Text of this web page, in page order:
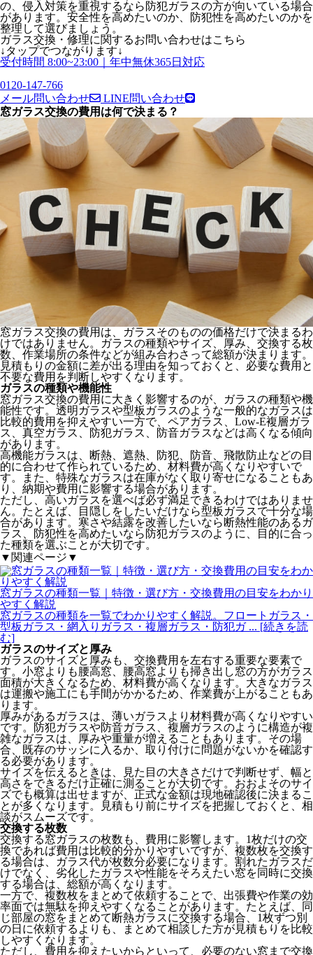
の、侵入対策を重視するなら防犯ガラスの方が向いている場合
があります。安全性を高めたいのか、防犯性を高めたいのかを
整理して選びましょう。
ガラス交換・修理に関するお問い合わせはこちら
↓タップでつながります↓
受付時間 8:00~23:00｜年中無休365日対応
0120-147-766
メール問い合わせ
LINE問い合わせ
窓ガラス交換の費用は何で決まる？
窓ガラス交換の費用は、ガラスそのものの価格だけで決まるわ
けではありません。ガラスの種類やサイズ、厚み、交換する枚
数、作業場所の条件などが組み合わさって総額が決まります。
見積もりの金額に差が出る理由を知っておくと、必要な費用と
不要な費用を判断しやすくなります。
ガラスの種類や機能性
窓ガラス交換の費用に大きく影響するのが、ガラスの種類や機
能性です。透明ガラスや型板ガラスのような一般的なガラスは
比較的費用を抑えやすい一方で、ペアガラス、Low-E複層ガラ
ス、真空ガラス、防犯ガラス、防音ガラスなどは高くなる傾向
があります。
高機能ガラスは、断熱、遮熱、防犯、防音、飛散防止などの目
的に合わせて作られているため、材料費が高くなりやすいで
す。また、特殊なガラスは在庫がなく取り寄せになることもあ
り、納期や費用に影響する場合があります。
ただし、高いガラスを選べば必ず満足できるわけではありませ
ん。たとえば、目隠しをしたいだけなら型板ガラスで十分な場
合があります。寒さや結露を改善したいなら断熱性能のあるガ
ラス、防犯性を高めたいなら防犯ガラスのように、目的に合っ
た種類を選ぶことが大切です。
▼関連ページ▼
窓ガラスの種類一覧｜特徴・選び方・交換費用の目安をわかり
やすく解説
窓ガラスの種類を一覧でわかりやすく解説。フロートガラス・
型板ガラス・網入りガラス・複層ガラス・防犯ガ... [続きを読
む]
ガラスのサイズと厚み
ガラスのサイズと厚みも、交換費用を左右する重要な要素で
す。小窓よりも腰高窓、腰高窓よりも掃き出し窓の方がガラス
面積が大きくなるため、材料費が高くなります。大きなガラス
は運搬や施工にも手間がかかるため、作業費が上がることもあ
ります。
厚みがあるガラスは、薄いガラスより材料費が高くなりやすい
です。防犯ガラスや防音ガラス、複層ガラスのように構造が複
雑なガラスは、厚みや重量が増えることもあります。その場
合、既存のサッシに入るか、取り付けに問題がないかを確認す
る必要があります。
サイズを伝えるときは、見た目の大きさだけで判断せず、幅と
高さをできるだけ正確に測ることが大切です。おおよそのサイ
ズでも概算は出せますが、正式な金額は現地確認後に決まるこ
とが多くなります。見積もり前にサイズを把握しておくと、相
談がスムーズです。
交換する枚数
交換する窓ガラスの枚数も、費用に影響します。1枚だけの交
換であれば費用は比較的分かりやすいですが、複数枚を交換す
る場合は、ガラス代が枚数分必要になります。割れたガラスだ
けでなく、劣化したガラスや性能をそろえたい窓を同時に交換
する場合は、総額が高くなります。
一方で、複数枚をまとめて依頼することで、出張費や作業の効
率面では無駄を抑えやすくなることがあります。たとえば、同
じ部屋の窓をまとめて断熱ガラスに交換する場合、1枚ずつ別
の日に依頼するよりも、まとめて相談した方が見積もりを比較
しやすくなります。
ただし、費用を抑えたいからといって、必要のない窓まで交換